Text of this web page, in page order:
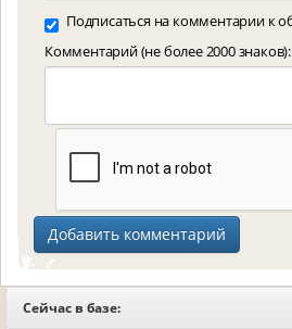
Подписаться на комментарии к
Комментарий (не более 2000 знаков):
Сейчас в базе: